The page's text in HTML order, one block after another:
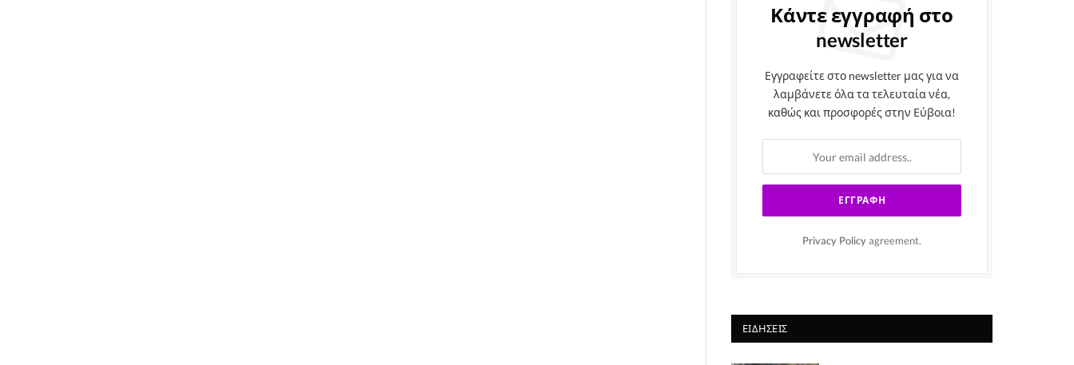
Κάντε εγγραφή στο
newsletter
Εγγραφείτε στο newsletter μας για να
λαμβάνετε όλα τα τελευταία νέα,
καθώς και προσφορές στην Εύβοια!
Privacy Policy agreement.
ΕΙΔΉΣΕΙΣ